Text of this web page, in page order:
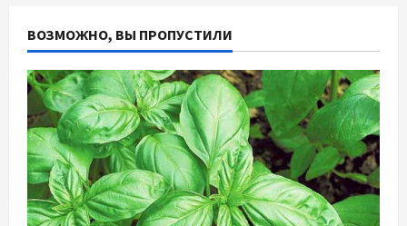
ВОЗМОЖНО, ВЫ ПРОПУСТИЛИ